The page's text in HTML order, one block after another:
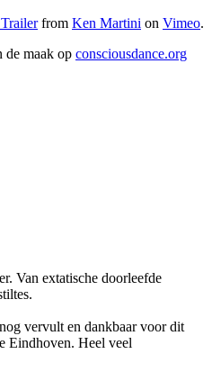
from Ken Martini on Vimeo.
de maak op consciousdance.org
Van extatische doorleefde
vervult en dankbaar voor dit
Eindhoven. Heel veel